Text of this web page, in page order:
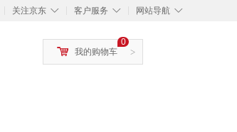
◇
关注京东 ◇
客户服务 ◇
网站导航
>
0
我的购物车